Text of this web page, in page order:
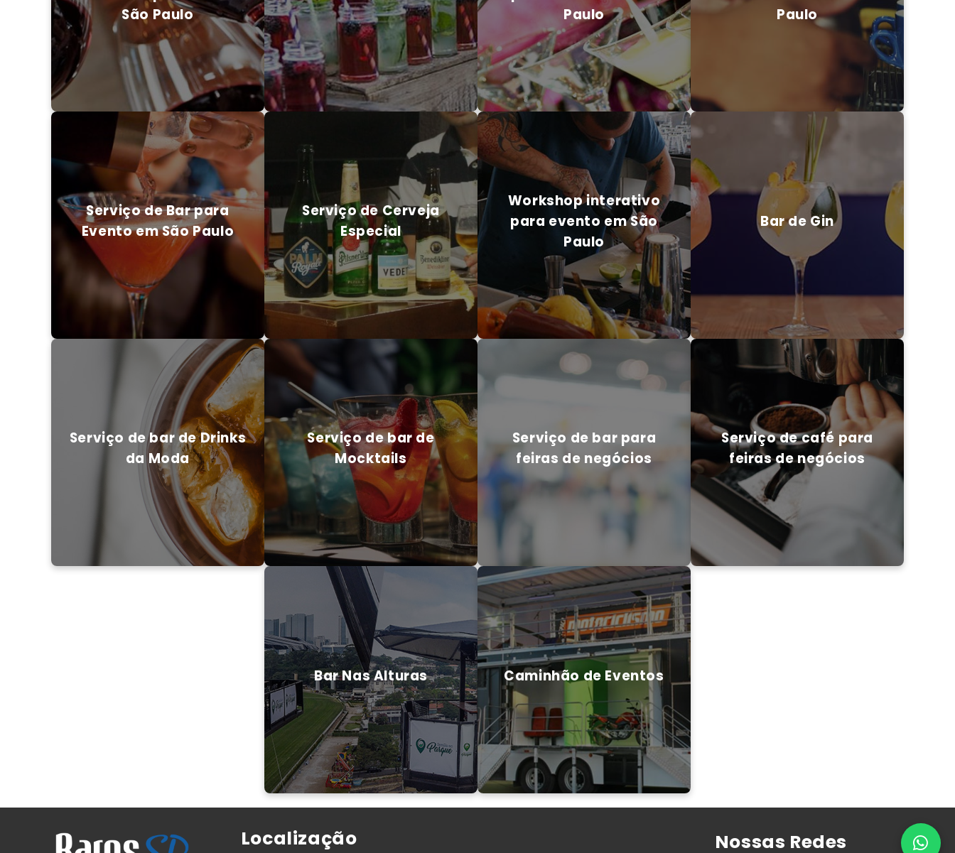
São Paulo
ENTRE EM CONTATO CONOSCO
ENTRE EM CONTATO CONOSCO
Paulo
ENTRE EM CONTATO CONOSCO
Paulo
Serviço de Bar para
Evento em São Paulo
Serviço de Bar para
Evento em São Paulo
ENTRE EM CONTATO CONOSCO
Serviço de Cerveja
Especial
Serviço de Cerveja
Especial
ENTRE EM CONTATO CONOSCO
Workshop interativo
para evento em São
Paulo
Workshop interativo
para evento em São
Paulo
ENTRE EM CONTATO CONOSCO
Bar de Gin
Bar de Gin
ENTRE EM CONTATO CONOSCO
Serviço de bar de Drinks
da Moda
Serviço de bar de Drinks
da Moda
ENTRE EM CONTATO CONOSCO
Serviço de bar de
Mocktails
Serviço de bar de
Mocktails
ENTRE EM CONTATO CONOSCO
Serviço de bar para
feiras de negócios
Serviço de bar para
ENTRE EM CONTATO CONOSCO
Serviço de café para
feiras de negócios
Serviço de café para
feiras de negócios
ENTRE EM CONTATO CONOSCO
Bar Nas Alturas
Bar Nas Alturas
Saiba mais
Caminhão de Eventos
Caminhão de Eventos
Saiba mais
Localização Nossas Redes